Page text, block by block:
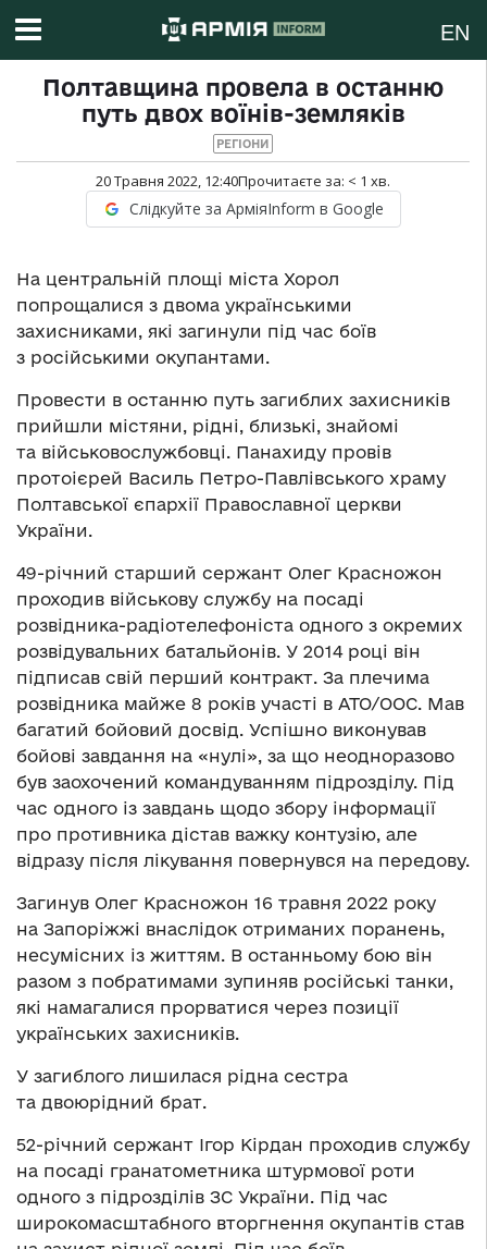
EN
Полтавщина провела в останню
путь двох воїнів-земляків
РЕГІОНИ
20 Травня 2022, 12:40Прочитаєте за: < 1 хв.
Слідкуйте за АрміяInform в Google
На центральній площі міста Хорол
попрощалися з двома українськими
захисниками, які загинули під час боїв
з російськими окупантами.
Провести в останню путь загиблих захисників
прийшли містяни, рідні, близькі, знайомі
та військовослужбовці. Панахиду провів
протоієрей Василь Петро-Павлівського храму
Полтавської єпархії Православної церкви
України.
49-річний старший сержант Олег Красножон
проходив військову службу на посаді
розвідника-радіотелефоніста одного з окремих
розвідувальних батальйонів. У 2014 році він
підписав свій перший контракт. За плечима
розвідника майже 8 років участі в АТО/ООС. Мав
багатий бойовий досвід. Успішно виконував
бойові завдання на «нулі», за що неодноразово
був заохочений командуванням підрозділу. Під
час одного із завдань щодо збору інформації
про противника дістав важку контузію, але
відразу після лікування повернувся на передову.
Загинув Олег Красножон 16 травня 2022 року
на Запоріжжі внаслідок отриманих поранень,
несумісних із життям. В останньому бою він
разом з побратимами зупиняв російські танки,
які намагалися прорватися через позиції
українських захисників.
У загиблого лишилася рідна сестра
та двоюрідний брат.
52-річний сержант Ігор Кірдан проходив службу
на посаді гранатометника штурмової роти
одного з підрозділів ЗС України. Під час
широкомасштабного вторгнення окупантів став